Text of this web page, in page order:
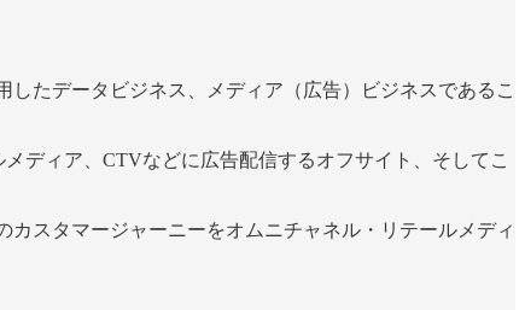
たデータビジネス、メディア（広告）ビジネスであるこ
ディア、CTVなどに広告配信するオフサイト、そしてこ
スタマージャーニーをオムニチャネル・リテールメディ